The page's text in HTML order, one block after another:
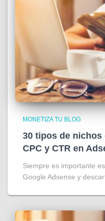
MONETIZA TU BLOG
30 tipos de
CPC y CTR en
Siempre es importante
Google Adsense y